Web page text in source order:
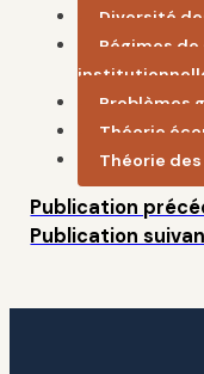
Diversité
Régimes
Problèmes
Théorie
Théorie
Publication
Publication